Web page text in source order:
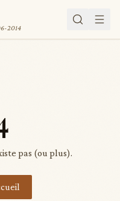
2014
pas (ou plus).